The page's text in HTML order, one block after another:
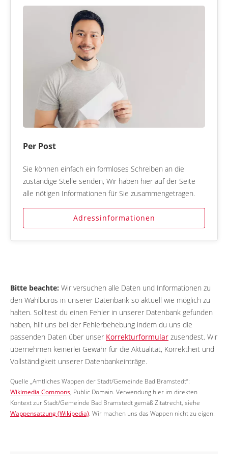
Per Post
Sie können einfach ein formloses Schreiben an die
zuständige Stelle senden, Wir haben hier auf der Seite
alle nötigen Informationen für Sie zusammengetragen.
Adressinformationen
Bitte beachte: Wir versuchen alle Daten und Informationen zu
den Wahlbüros in unserer Datenbank so aktuell wie möglich zu
halten. Solltest du einen Fehler in unserer Datenbank gefunden
haben, hilf uns bei der Fehlerbehebung indem du uns die
passenden Daten über unser Korrekturformular zusendest. Wir
übernehmen keinerlei Gewähr für die Aktualität, Korrektheit und
Vollständigkeit unserer Datenbankeinträge.
Quelle „Amtliches Wappen der Stadt/Gemeinde Bad Bramstedt“:
Wikimedia Commons, Public Domain. Verwendung hier im direkten
Kontext zur Stadt/Gemeinde Bad Bramstedt gemäß Zitatrecht, siehe
Wappensatzung (Wikipedia). Wir machen uns das Wappen nicht zu eigen.